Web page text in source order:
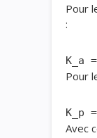
Pour
:
Pour
Avec